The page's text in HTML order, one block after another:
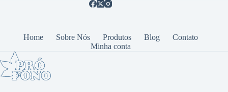
Home Sobre Nós Produtos Blog
Contato
Minha conta